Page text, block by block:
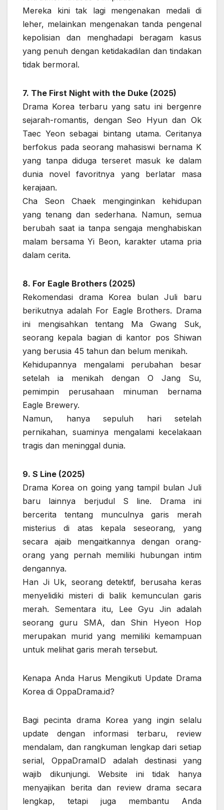
Mereka kini tak lagi mengenakan medali di
leher, melainkan mengenakan tanda pengenal
kepolisian dan menghadapi beragam kasus
yang penuh dengan ketidakadilan dan tindakan
tidak bermoral.
7. The First Night with the Duke (2025)
Drama Korea terbaru yang satu ini bergenre
sejarah-romantis, dengan Seo Hyun dan Ok
Taec Yeon sebagai bintang utama. Ceritanya
berfokus pada seorang mahasiswi bernama K
yang tanpa diduga terseret masuk ke dalam
dunia novel favoritnya yang berlatar masa
kerajaan.
Cha Seon Chaek menginginkan kehidupan
yang tenang dan sederhana. Namun, semua
berubah saat ia tanpa sengaja menghabiskan
malam bersama Yi Beon, karakter utama pria
dalam cerita.
8. For Eagle Brothers (2025)
Rekomendasi drama Korea bulan Juli baru
berikutnya adalah For Eagle Brothers. Drama
ini mengisahkan tentang Ma Gwang Suk,
seorang kepala bagian di kantor pos Shiwan
yang berusia 45 tahun dan belum menikah.
Kehidupannya mengalami perubahan besar
setelah ia menikah dengan O Jang Su,
pemimpin perusahaan minuman bernama
Eagle Brewery.
Namun, hanya sepuluh hari setelah
pernikahan, suaminya mengalami kecelakaan
tragis dan meninggal dunia.
9. S Line (2025)
Drama Korea on going yang tampil bulan Juli
baru lainnya berjudul S line. Drama ini
bercerita tentang munculnya garis merah
misterius di atas kepala seseorang, yang
secara ajaib mengaitkannya dengan orang-
orang yang pernah memiliki hubungan intim
dengannya.
Han Ji Uk, seorang detektif, berusaha keras
menyelidiki misteri di balik kemunculan garis
merah. Sementara itu, Lee Gyu Jin adalah
seorang guru SMA, dan Shin Hyeon Hop
merupakan murid yang memiliki kemampuan
untuk melihat garis merah tersebut.
Kenapa Anda Harus Mengikuti Update Drama
Korea di OppaDrama.id?
Bagi pecinta drama Korea yang ingin selalu
update dengan informasi terbaru, review
mendalam, dan rangkuman lengkap dari setiap
serial, OppaDramaID adalah destinasi yang
wajib dikunjungi. Website ini tidak hanya
menyajikan berita dan review drama secara
lengkap, tetapi juga membantu Anda